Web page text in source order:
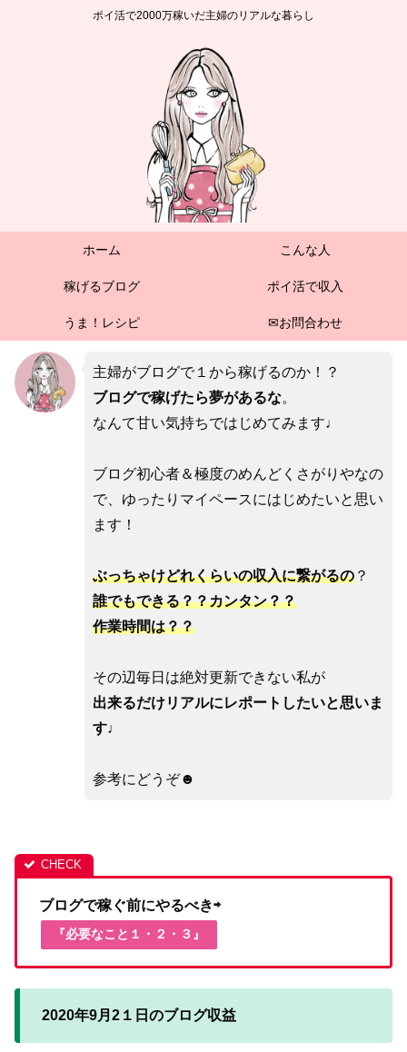
ポイ活で2000万稼いだ主婦のリアルな暮らし
ホーム こんな人
稼げるブログ ポイ活で収入
うま！レシピ ✉お問合わせ
主婦がブログで１から稼げるのか！？
ブログで稼げたら夢があるな。
なんて甘い気持ちではじめてみます♩
ブログ初心者＆極度のめんどくさがりやなの
で、ゆったりマイペースにはじめたいと思い
ます！
ぶっちゃけどれくらいの収入に繋がるの？
誰でもできる？？カンタン？？
作業時間は？？
その辺毎日は絶対更新できない私が
出来るだけリアルにレポートしたいと思いま
す♩
参考にどうぞ☻
ブログで稼ぐ前にやるべき⇨
『必要なこと１・２・３』
2020年9月2１日のブログ収益